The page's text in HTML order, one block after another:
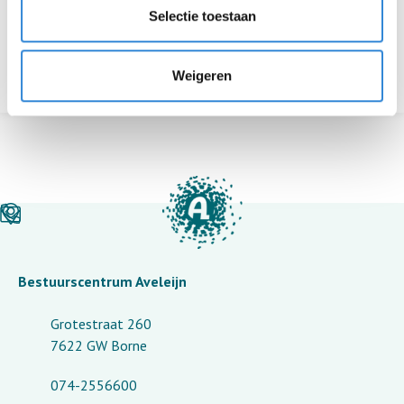
Selectie toestaan
Weigeren
Terug naar het overzicht
Bestuurscentrum Aveleijn
Grotestraat 260
7622 GW Borne
074-2556600